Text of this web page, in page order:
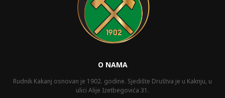
O NAMA
Rudnik Kakanj osnovan je 1902. godine. Sjedište Društva je u Kaknju, u
ulici Alije Izetbegovića 31.